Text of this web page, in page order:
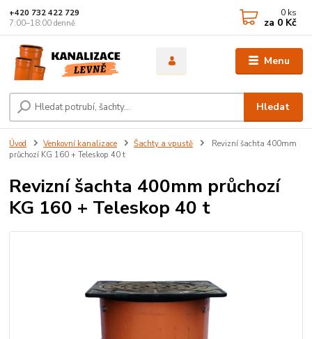
Menu
Hledat
+420 732 422 729
7:00–18:00 denně
0 ks
za 0 Kč
Úvod Venkovní kanalizace Šachty a vpustě
Revizní šachta 400mm
průchozí KG 160 + Teleskop 40 t
Revizní šachta 400mm průchozí
KG 160 + Teleskop 40 t